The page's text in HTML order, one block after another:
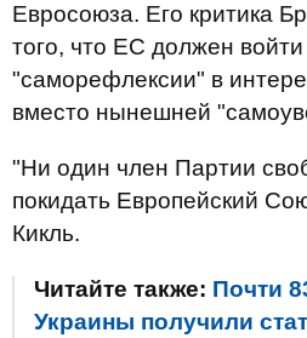
Евросоюза. Его критика
того, что ЕС должен
"саморефлексии" в
вместо нынешней
"Ни один член Партии
покидать Европейский
Кикль.
Читайте также: Почти
Украины получили